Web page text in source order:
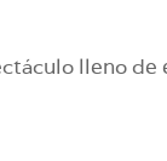
lleno